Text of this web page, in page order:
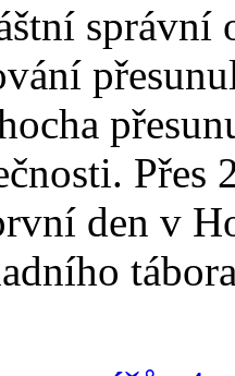
správní
Přes
den v